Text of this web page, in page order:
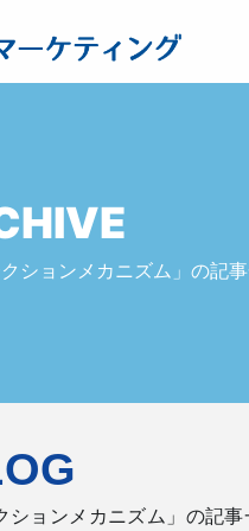
クションメカニズム」の記
ションメカニズム」の記事